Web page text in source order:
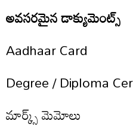
అవసరమైన డాక్యుమెంట్స్
Aadhaar Card
Degree / Diploma
మార్క్స్ మెమోలు